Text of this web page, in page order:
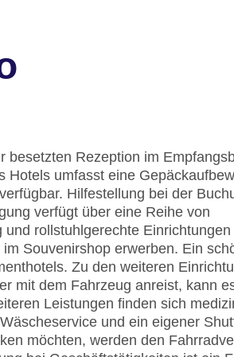
besetzten Rezeption im
umfasst eine
Hilfestellung bei der
verfügt über eine Reihe von
rollstuhlgerechte Einrichtungen
Souvenirshop erwerben. Ein
Zu den weiteren
mit dem Fahrzeug anreist, kann
Leistungen finden sich
und ein eigener
möchten, werden den